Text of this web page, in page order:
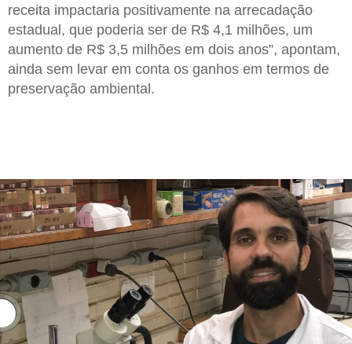
receita impactaria positivamente na arrecadação
estadual, que poderia ser de R$ 4,1 milhões, um
aumento de R$ 3,5 milhões em dois anos”, apontam,
ainda sem levar em conta os ganhos em termos de
preservação ambiental.